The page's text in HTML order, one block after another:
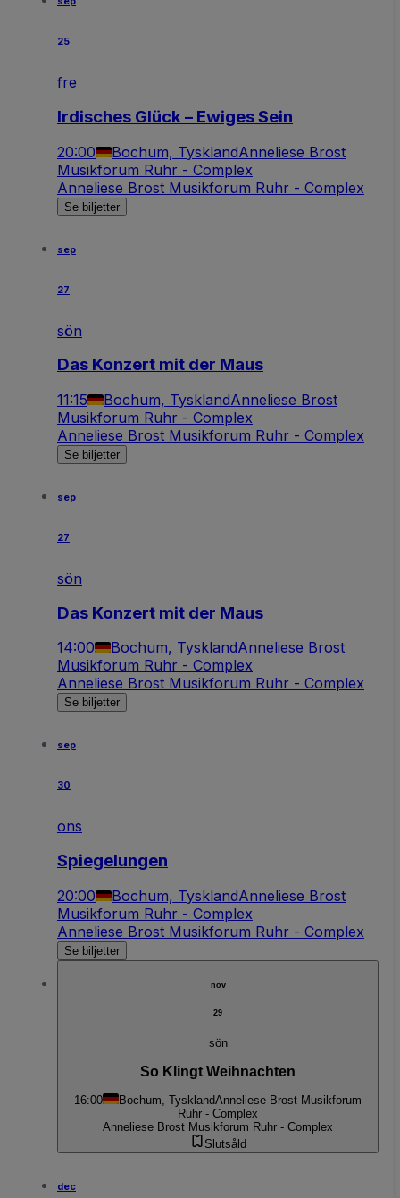
25
fre
Irdisches Glück – Ewiges Sein
20:00 Bochum, TysklandAnneliese Brost
Musikforum Ruhr - Complex
Anneliese Brost Musikforum Ruhr - Complex
Se biljetter
sep
27
sön
Das Konzert mit der Maus
11:15 Bochum, TysklandAnneliese Brost
Musikforum Ruhr - Complex
Anneliese Brost Musikforum Ruhr - Complex
Se biljetter
sep
27
sön
Das Konzert mit der Maus
14:00 Bochum, TysklandAnneliese Brost
Musikforum Ruhr - Complex
Anneliese Brost Musikforum Ruhr - Complex
Se biljetter
sep
30
ons
Spiegelungen
20:00 Bochum, TysklandAnneliese Brost
Musikforum Ruhr - Complex
Anneliese Brost Musikforum Ruhr - Complex
Se biljetter
nov
29
sön
So Klingt Weihnachten
16:00 Bochum, TysklandAnneliese Brost Musikforum
Ruhr - Complex
Anneliese Brost Musikforum Ruhr - Complex
Slutsåld
dec